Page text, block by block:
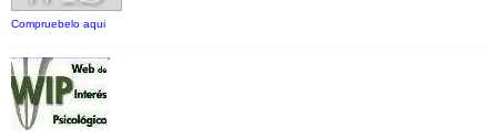
Compruebelo aqui